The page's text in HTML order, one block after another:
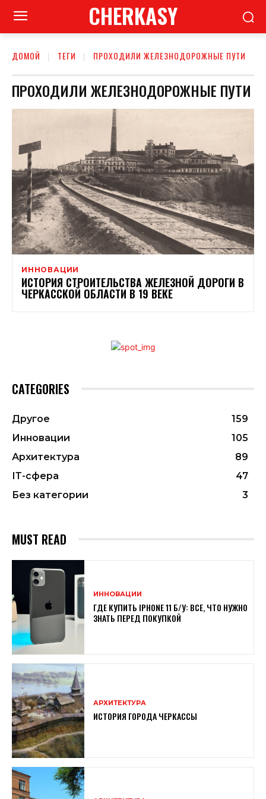
CHERKASY
ДОМОЙ ТЕГИ ПРОХОДИЛИ ЖЕЛЕЗНОДОРОЖНЫЕ ПУТИ
ПРОХОДИЛИ ЖЕЛЕЗНОДОРОЖНЫЕ ПУТИ
ИННОВАЦИИ
ИСТОРИЯ СТРОИТЕЛЬСТВА ЖЕЛЕЗНОЙ ДОРОГИ В
ЧЕРКАССКОЙ ОБЛАСТИ В 19 ВЕКЕ
CATEGORIES
Другое
159
Инновации
105
Архитектура
89
ІТ-сфера
47
Без категории
3
MUST READ
ИННОВАЦИИ
ГДЕ КУПИТЬ IPHONE 11 Б/У: ВСЕ, ЧТО НУЖНО
ЗНАТЬ ПЕРЕД ПОКУПКОЙ
АРХИТЕКТУРА
ИСТОРИЯ ГОРОДА ЧЕРКАССЫ